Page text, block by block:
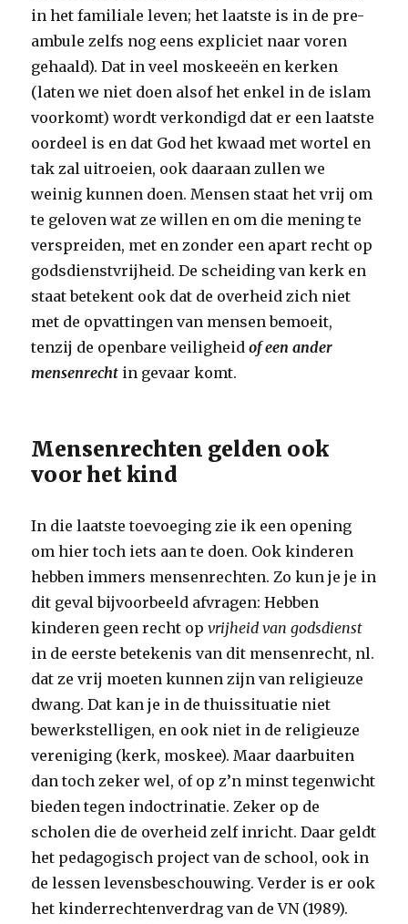
in het familiale leven; het laatste is in de pre-
ambule zelfs nog eens expliciet naar voren
gehaald). Dat in veel moskeeën en kerken
(laten we niet doen alsof het enkel in de islam
voorkomt) wordt verkondigd dat er een laatste
oordeel is en dat God het kwaad met wortel en
tak zal uitroeien, ook daaraan zullen we
weinig kunnen doen. Mensen staat het vrij om
te geloven wat ze willen en om die mening te
verspreiden, met en zonder een apart recht op
godsdienstvrijheid. De scheiding van kerk en
staat betekent ook dat de overheid zich niet
met de opvattingen van mensen bemoeit,
tenzij de openbare veiligheidof een ander
mensenrecht in gevaar komt.
Mensenrechten gelden ook
voor het kind
In die laatste toevoeging zie ik een opening
om hier toch iets aan te doen. Ook kinderen
hebben immers mensenrechten. Zo kun je je in
dit geval bijvoorbeeld afvragen: Hebben
kinderen geen recht opvrijheid van godsdienst
in de eerste betekenis van dit mensenrecht, nl.
dat ze vrij moeten kunnen zijn van religieuze
dwang. Dat kan je in de thuissituatie niet
bewerkstelligen, en ook niet in de religieuze
vereniging (kerk, moskee). Maar daarbuiten
dan toch zeker wel, of op z’n minst tegenwicht
bieden tegen indoctrinatie. Zeker op de
scholen die de overheid zelf inricht. Daar geldt
het pedagogisch project van de school, ook in
de lessen levensbeschouwing. Verder is er ook
het kinderrechtenverdrag van de VN (1989).